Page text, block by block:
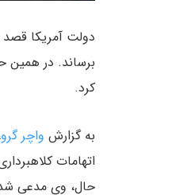
دولت آمریکا قصد دارد
برساند. در همین
کرد.
به گزارش واچر گرو
اتهامات
حال، وی مدعی شد